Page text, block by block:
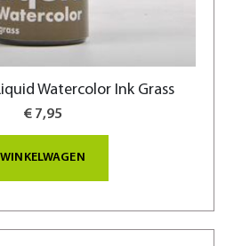
Watercolor Ink Grass
€ 7,95
WINKELWAGEN